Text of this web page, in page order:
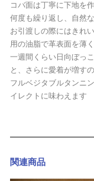
コバ面は丁寧に下地を
何度も繰り返し、自然
お引渡しの際にはきれ
用の油脂で革表面を薄
一週間くらい日向ぼっ
と、さらに愛着が増す
フルベジタブルタンニ
イレクトに味わえます
関連商品